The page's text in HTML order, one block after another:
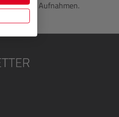
in Ihren Aufnahmen.